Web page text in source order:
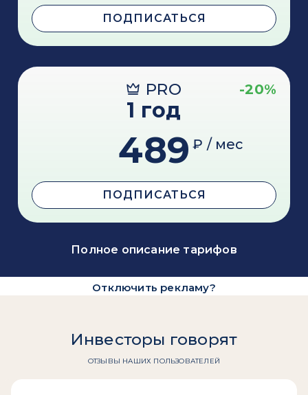
ПОДПИСАТЬСЯ
PRO -20%
1 год
489 ₽ / мес
ПОДПИСАТЬСЯ
Полное описание тарифов
Отключить рекламу?
Инвесторы говорят
ОТЗЫВЫ НАШИХ ПОЛЬЗОВАТЕЛЕЙ